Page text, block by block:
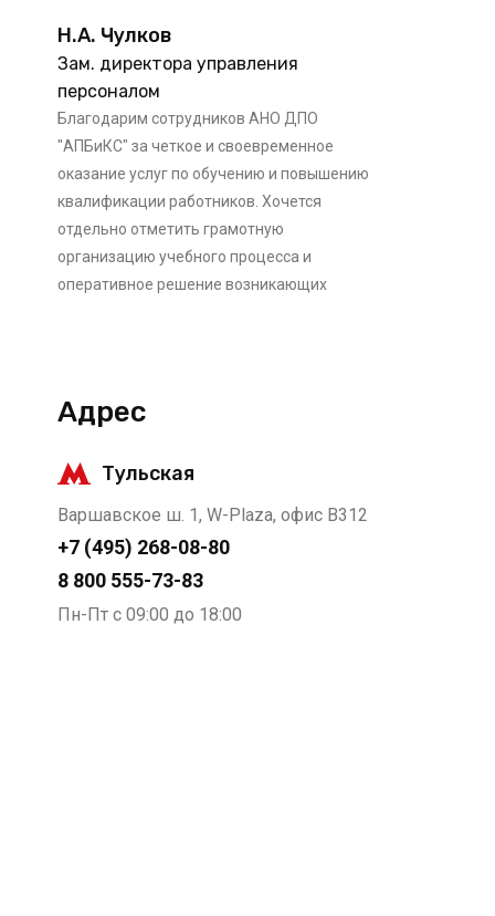
Н.А. Чулков
Зам. директора управления
персоналом
Благодарим сотрудников АНО ДПО
"АПБиКС" за четкое и своевременное
оказание услуг по обучению и повышению
квалификации работников. Хочется
отдельно отметить грамотную
организацию учебного процесса и
оперативное решение возникающих
М. И. Мачарашвили
Исполнительный директор
АО "Петелинская птицефабрика" выражает
благодарность АНО ДПО «АПБиКС» за
организацию и проведение обучения по
Адрес
Тульская
Варшавское ш. 1, W-Plaza, офис В312
+7 (495) 268-08-80
8 800 555-73-83
Пн-Пт с 09:00 до 18:00